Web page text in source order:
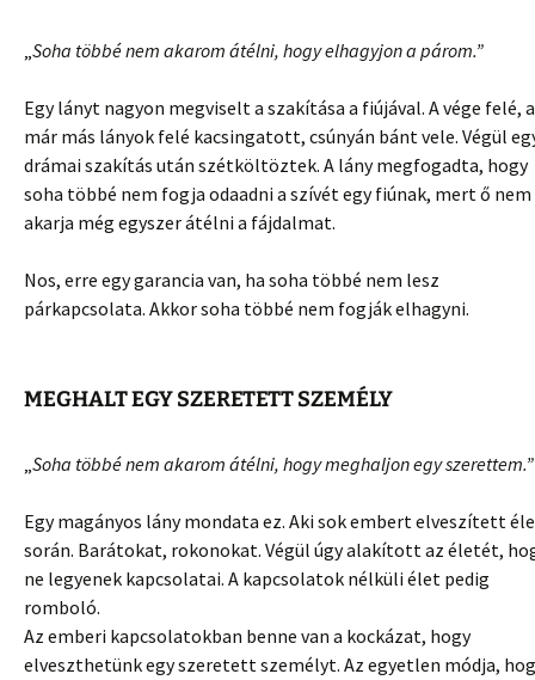
Soha többé nem akarom átélni, hogy elhagyjon a párom.”
Egy lányt nagyon megviselt a szakítása a fiújával. A vége felé,
már más lányok felé kacsingatott, csúnyán bánt vele. Végül
drámai szakítás után szétköltöztek. A lány megfogadta, hogy
soha többé nem fogja odaadni a szívét egy fiúnak, mert ő nem
akarja még egyszer átélni a fájdalmat.
Nos, erre egy garancia van, ha soha többé nem lesz
párkapcsolata. Akkor soha többé nem fogják elhagyni.
MEGHALT EGY SZERETETT SZEMÉLY
Soha többé nem akarom átélni, hogy meghaljon egy szerettem.”
Egy magányos lány mondata ez. Aki sok embert elveszített
során. Barátokat, rokonokat. Végül úgy alakított az életét,
ne legyenek kapcsolatai. A kapcsolatok nélküli élet pedig
romboló.
Az emberi kapcsolatokban benne van a kockázat, hogy
elveszthetünk egy szeretett személyt. Az egyetlen módja,